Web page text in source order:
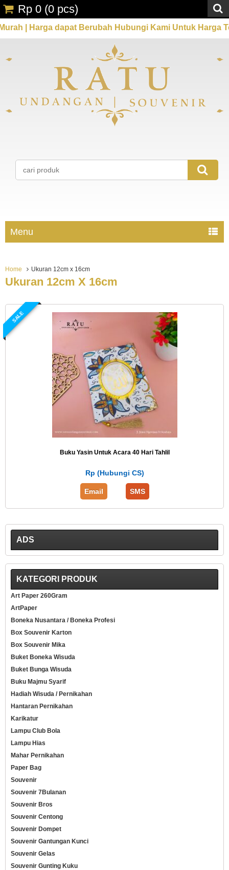
| Harga dapat Berubah Hubungi Kami Untuk Harga
Rp 0 (0 pcs)
Menu
Home Ukuran 12cm x 16cm
Ukuran 12cm X 16cm
SALE
Buku Yasin Untuk Acara 40 Hari Tahlil
Rp (Hubungi CS)
Email SMS
ADS
KATEGORI PRODUK
Art Paper 260Gram
ArtPaper
Boneka Nusantara / Boneka Profesi
Box Souvenir Karton
Box Souvenir Mika
Buket Boneka Wisuda
Buket Bunga Wisuda
Buku Majmu Syarif
Hadiah Wisuda / Pernikahan
Hantaran Pernikahan
Karikatur
Lampu Club Bola
Lampu Hias
Mahar Pernikahan
Paper Bag
Souvenir
Souvenir 7Bulanan
Souvenir Bros
Souvenir Centong
Souvenir Dompet
Souvenir Gantungan Kunci
Souvenir Gelas
Souvenir Gunting Kuku